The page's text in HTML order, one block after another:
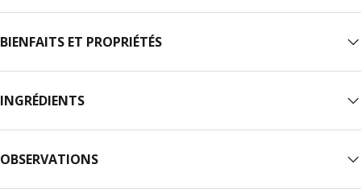
BIENFAITS ET PROPRIÉTÉS
INGRÉDIENTS
OBSERVATIONS